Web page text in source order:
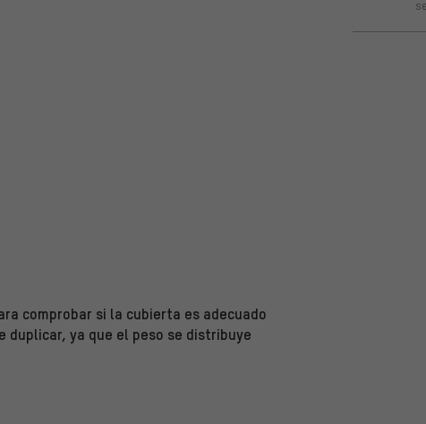
comprobar si la cubierta es adecuado
ya que el peso se distribuye